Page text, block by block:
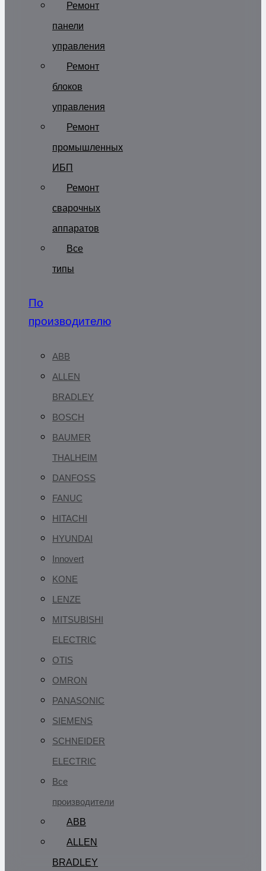
Ремонт
панели
управления
Ремонт
блоков
управления
Ремонт
промышленных
ИБП
Ремонт
сварочных
аппаратов
Все
типы
По
производителю
ABB
ALLEN
BRADLEY
BOSCH
BAUMER
THALHEIM
DANFOSS
FANUC
HITACHI
HYUNDAI
Innovert
KONE
LENZE
MITSUBISHI
ELECTRIC
OTIS
OMRON
PANASONIC
SIEMENS
SCHNEIDER
ELECTRIC
Все
производители
ABB
ALLEN
BRADLEY